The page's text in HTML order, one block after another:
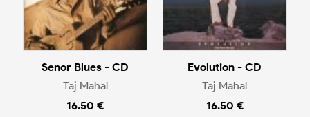
Senor Blues - CD
Taj Mahal
16.50 €
Evolution - CD
Taj Mahal
16.50 €